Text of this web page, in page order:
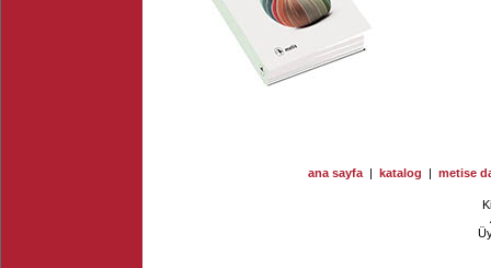
ana sayfa | katalog | metise